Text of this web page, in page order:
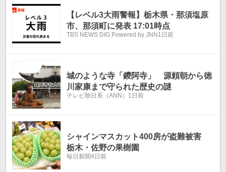
【レベル3大雨警報】栃木県・那須塩原
市、那須町に発表 17:01時点
TBS NEWS DIG Powered by JNN1日前
城のような寺「鑁阿寺」 源頼朝から徳
川家康まで守られた歴史の謎
テレビ朝日系（ANN） 1日前
シャインマスカット400房が盗難被害
栃木・佐野の果樹園
毎日新聞4日前